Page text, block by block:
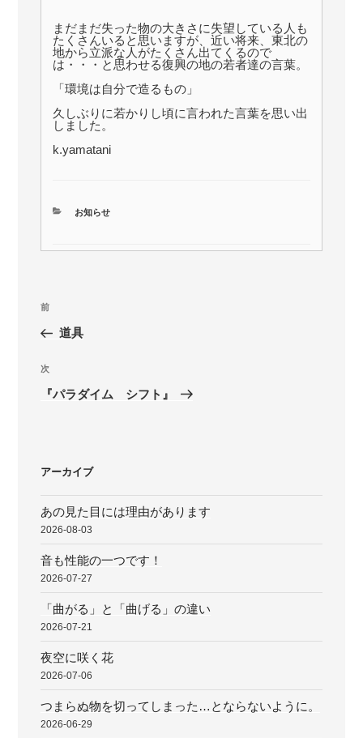
まだまだ失った物の大きさに失望している人も
たくさんいると思いますが、近い将来、東北の
地から立派な人がたくさん出てくるので
は・・・と思わせる復興の地の若者達の言葉。
「環境は自分で造るもの」
久しぶりに若かりし頃に言われた言葉を思い出
しました。
k.yamatani
カ
お知らせ
投
ナ
ビ
ゲ
ン
前
の
稿
前
道具
次
の
次
『パラダイム シフト』
アーカイブ
あの見た目には理由があります
2026-08-03
音も性能の一つです！
2026-07-27
「曲がる」と「曲げる」の違い
2026-07-21
夜空に咲く花
2026-07-06
つまらぬ物を切ってしまった…とならないように。
2026-06-29